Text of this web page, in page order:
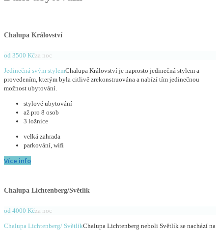
Chalupa Království
od 3500 Kčza noc
Jedinečná svým stylemChalupa Království je naprosto jedinečná stylem a
provedením, kterým byla citlivě zrekonstruována a nabízí tím jedinečnou
možnost ubytování.
stylové ubytování
až pro 8 osob
3 ložnice
velká zahrada
parkování, wifi
Více info
Chalupa Lichtenberg/Světlík
od 4000 Kčza noc
Chalupa Lichtenberg/ SvětlíkChalupa Lichtenberg neboli Světlík se nachází na